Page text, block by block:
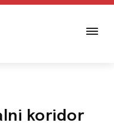
koridor